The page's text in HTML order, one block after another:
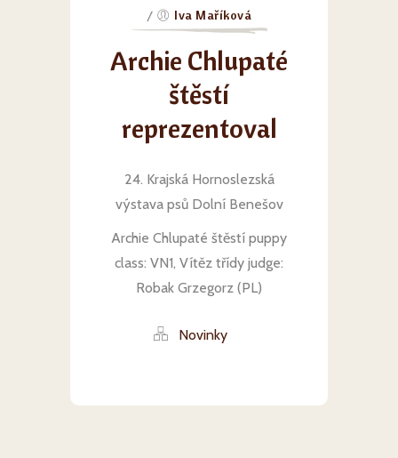
/
Iva Maříková
Archie Chlupaté
štěstí
reprezentoval
24. Krajská Hornoslezská
výstava psů Dolní Benešov
Archie Chlupaté štěstí puppy
class: VN1, Vítěz třídy judge:
Robak Grzegorz (PL)
Novinky